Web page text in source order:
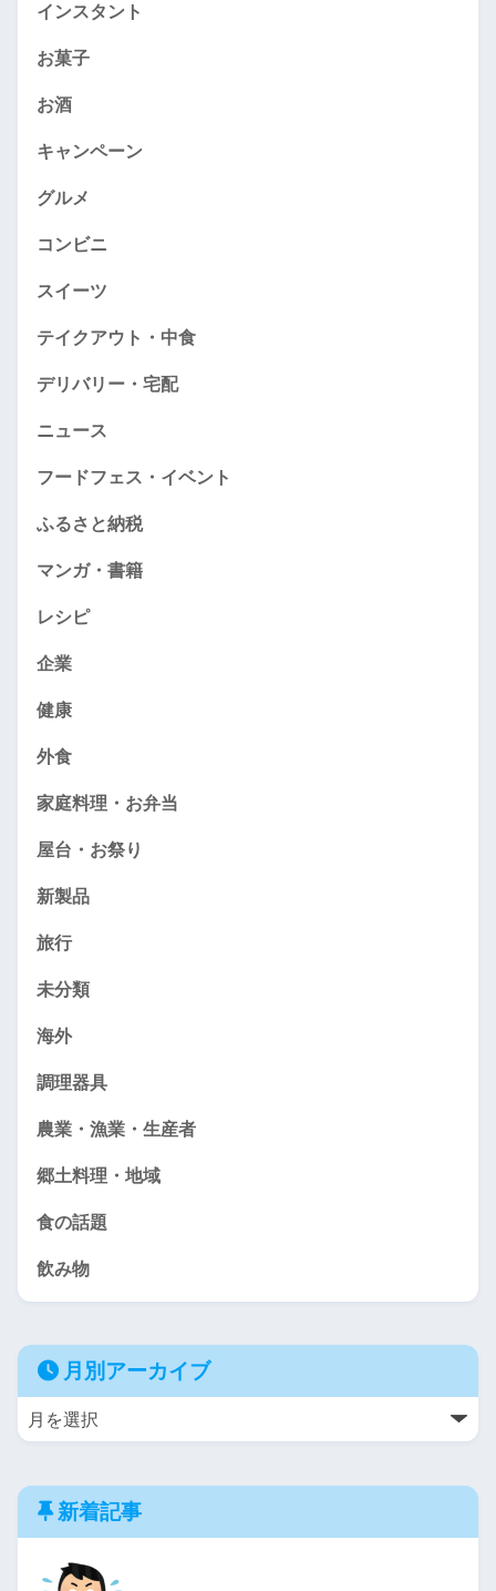
インスタント
お菓子
お酒
キャンペーン
グルメ
コンビニ
スイーツ
テイクアウト・中食
デリバリー・宅配
ニュース
フードフェス・イベント
ふるさと納税
マンガ・書籍
レシピ
企業
健康
外食
家庭料理・お弁当
屋台・お祭り
新製品
旅行
未分類
海外
調理器具
農業・漁業・生産者
郷土料理・地域
食の話題
飲み物
月別アーカイブ
新着記事